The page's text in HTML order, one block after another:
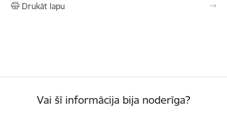
Drukāt lapu
Vai šī informācija bija noderīga?